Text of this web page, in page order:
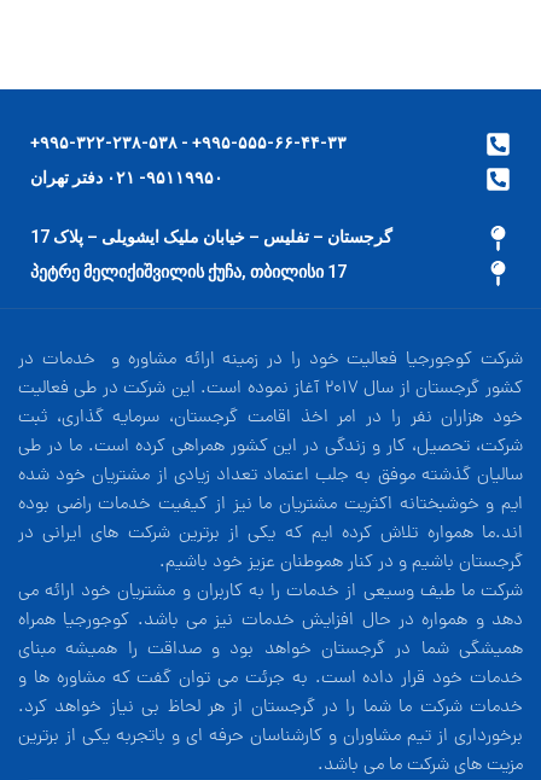
۹۹۵-۵۵۵-۶۶-۴۴-۳۳+ - ۹۹۵-۳۲۲-۲۳۸-۵۳۸+
۹۵۱۱۹۹۵۰- ۰۲۱ دفتر تهران
گرجستان – تفلیس – خیابان ملیک ایشویلی – پلاک 17
17 პეტრე მელიქიშვილის ქუჩა, თბილისი
شرکت کوجورجیا فعالیت خود را در زمینه ارائه مشاوره و خدمات در
کشور گرجستان از سال 2017 آغاز نموده است. این شرکت در طی فعالیت
خود هزاران نفر را در امر اخذ اقامت گرجستان، سرمایه گذاری، ثبت
شرکت، تحصیل، کار و زندگی در این کشور همراهی کرده است. ما در طی
سالیان گذشته موفق به جلب اعتماد تعداد زیادی از مشتریان خود شده
ایم و خوشبختانه اکثریت مشتریان ما نیز از کیفیت خدمات راضی بوده
اند.ما همواره تلاش کرده ایم که یکی از برترین شرکت های ایرانی در
گرجستان باشیم و در کنار هموطنان عزیز خود باشیم.
شرکت ما طیف وسیعی از خدمات را به کاربران و مشتریان خود ارائه می
دهد و همواره در حال افزایش خدمات نیز می باشد. کوجورجیا همراه
همیشگی شما در گرجستان خواهد بود و صداقت را همیشه مبنای
خدمات خود قرار داده است. به جرئت می توان گفت که مشاوره ها و
خدمات شرکت ما شما را در گرجستان از هر لحاظ بی نیاز خواهد کرد.
برخورداری از تیم مشاوران و کارشناسان حرفه ای و باتجربه یکی از برترین
مزیت های شرکت ما می باشد.